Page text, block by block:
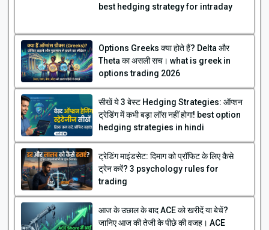
best hedging strategy for intraday
Options Greeks क्या होते हैं? Delta और
Theta का असली सच। what is greek in
options trading 2026
सीखें ये 3 बेस्ट Hedging Strategies: ऑप्शन
ट्रेडिंग में कभी बड़ा लॉस नहीं होगा! best option
hedging strategies in hindi
ट्रेडिंग माइंडसेट: दिमाग को प्रॉफिट के लिए कैसे
ट्रेन करें? 3 psychology rules for
trading
आज के उछाल के बाद ACE को खरीदें या बेचें?
जानिए आज की तेजी के पीछे की वजह। ACE